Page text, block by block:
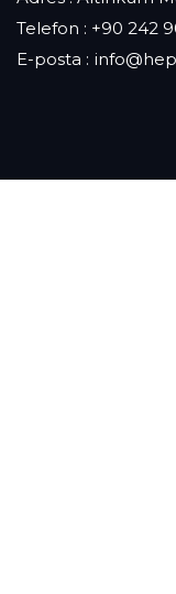
Telefon : +90 242
E-posta :